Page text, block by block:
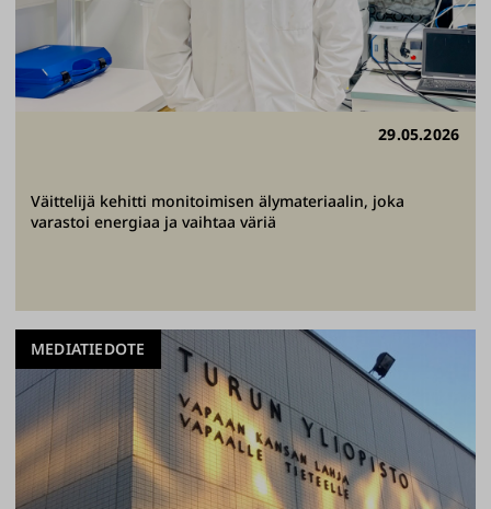
29.05.2026
Väittelijä kehitti monitoimisen älymateriaalin, joka
varastoi energiaa ja vaihtaa väriä
MEDIATIEDOTE